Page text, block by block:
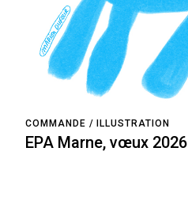
COMMANDE ILLUSTRATION
EPA Marne, vœux 2026